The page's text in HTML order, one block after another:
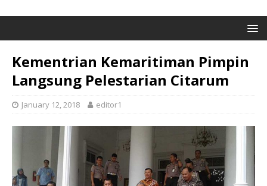
Kementrian Kemaritiman Pimpin
Langsung Pelestarian Citarum
January 12, 2018 editor1